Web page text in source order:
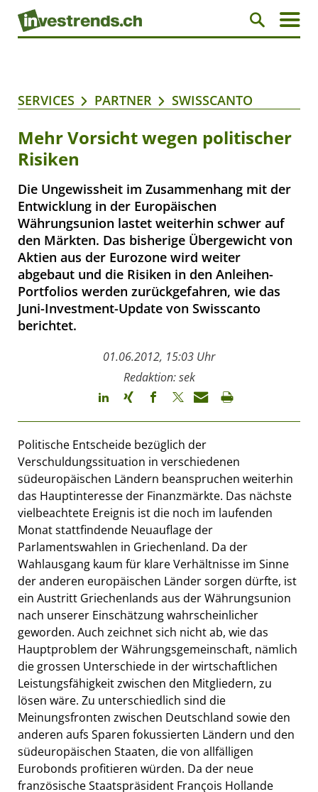
SERVICES PARTNER SWISSCANTO
Mehr Vorsicht wegen politischer
Risiken
Die Ungewissheit im Zusammenhang mit der
Entwicklung in der Europäischen
Währungsunion lastet weiterhin schwer auf
den Märkten. Das bisherige Übergewicht von
Aktien aus der Eurozone wird weiter
abgebaut und die Risiken in den Anleihen-
Portfolios werden zurückgefahren, wie das
Juni-Investment-Update von Swisscanto
berichtet.
01.06.2012, 15:03 Uhr
Redaktion: sek
Politische Entscheide bezüglich der
Verschuldungssituation in verschiedenen
südeuropäischen Ländern beanspruchen weiterhin
das Hauptinteresse der Finanzmärkte. Das nächste
vielbeachtete Ereignis ist die noch im laufenden
Monat stattfindende Neuauflage der
Parlamentswahlen in Griechenland. Da der
Wahlausgang kaum für klare Verhältnisse im Sinne
der anderen europäischen Länder sorgen dürfte, ist
ein Austritt Griechenlands aus der Währungsunion
nach unserer Einschätzung wahrscheinlicher
geworden. Auch zeichnet sich nicht ab, wie das
Hauptproblem der Währungsgemeinschaft, nämlich
die grossen Unterschiede in der wirtschaftlichen
Leistungsfähigkeit zwischen den Mitgliedern, zu
lösen wäre. Zu unterschiedlich sind die
Meinungsfronten zwischen Deutschland sowie den
anderen aufs Sparen fokussierten Ländern und den
südeuropäischen Staaten, die von allfälligen
Eurobonds profitieren würden. Da der neue
französische Staatspräsident François Hollande